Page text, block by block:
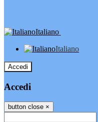
Italiano
Italiano
Accedi
Accedi
button close ×